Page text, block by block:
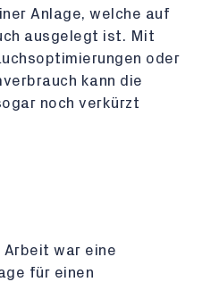
Anlage, welche auf
ausgelegt ist. Mit
oder
kann die
noch verkürzt
Arbeit war eine
für einen